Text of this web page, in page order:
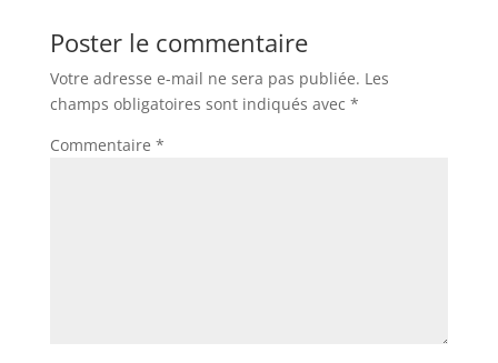
Poster le commentaire
Votre adresse e-mail ne sera pas publiée. Les
champs obligatoires sont indiqués avec *
Commentaire *